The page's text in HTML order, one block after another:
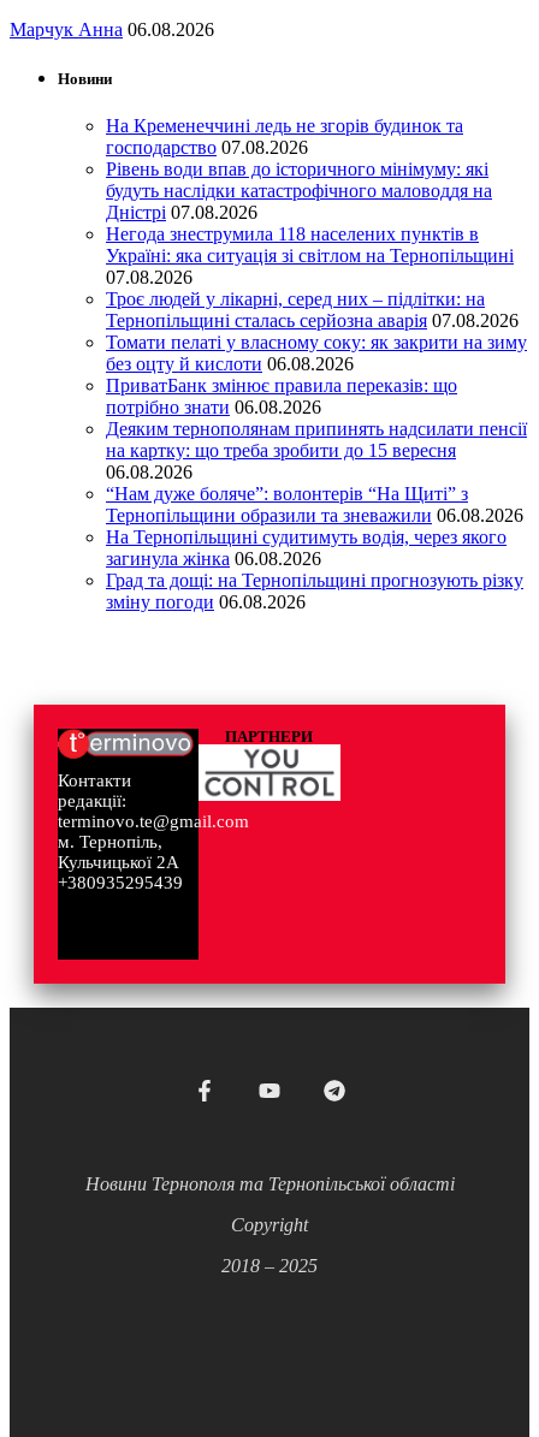
Марчук Анна 06.08.2026
Новини
На Кременеччині ледь не згорів будинок та
господарство 07.08.2026
Рівень води впав до історичного мінімуму: які
будуть наслідки катастрофічного маловоддя на
Дністрі 07.08.2026
Негода знеструмила 118 населених пунктів в
Україні: яка ситуація зі світлом на Тернопільщині
07.08.2026
Троє людей у лікарні, серед них – підлітки: на
Тернопільщині сталась серйозна аварія 07.08.2026
Томати пелаті у власному соку: як закрити на зиму
без оцту й кислоти 06.08.2026
ПриватБанк змінює правила переказів: що
потрібно знати 06.08.2026
Деяким тернополянам припинять надсилати пенсії
на картку: що треба зробити до 15 вересня
06.08.2026
“Нам дуже боляче”: волонтерів “На Щиті” з
Тернопільщини образили та зневажили 06.08.2026
На Тернопільщині судитимуть водія, через якого
загинула жінка 06.08.2026
Град та дощі: на Тернопільщині прогнозують різку
зміну погоди 06.08.2026
Контакти
редакції:
terminovo.te@gmail.com
м. Тернопіль,
Кульчицької 2А
+380935295439
ПАРТНЕРИ
Новини Тернополя та Тернопільської області
Copyright
2018 – 2025